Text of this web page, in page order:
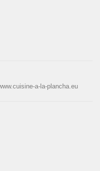
a-la-plancha.eu